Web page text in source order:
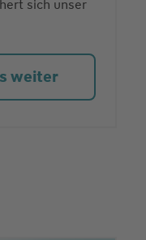
sich unser
weiter